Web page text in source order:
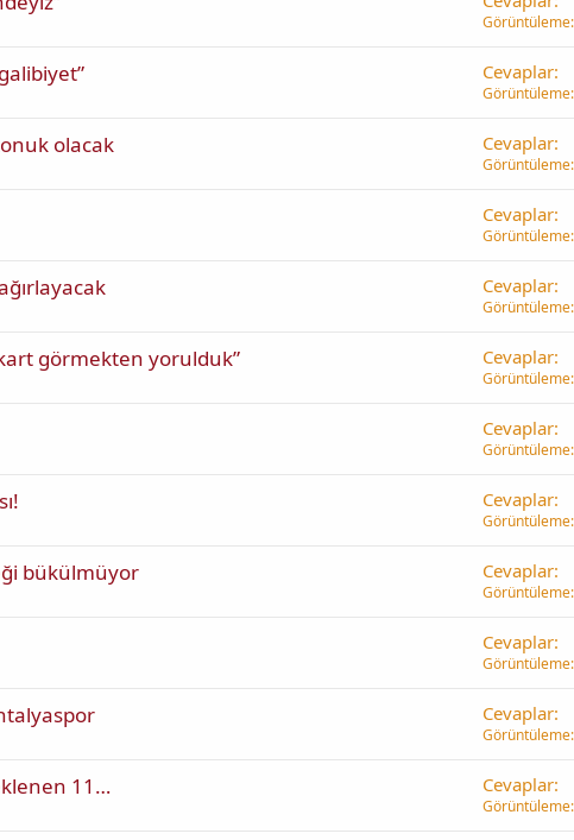
Görüntüleme
Cevaplar
Görüntüleme
olacak Cevaplar
Görüntüleme
Cevaplar
Görüntüleme
Cevaplar
Görüntüleme
kart görmekten yorulduk” Cevaplar
Görüntüleme
Cevaplar
Görüntüleme
Cevaplar
Görüntüleme
bükülmüyor Cevaplar
Görüntüleme
Cevaplar
Görüntüleme
Cevaplar
Görüntüleme
11… Cevaplar
Görüntüleme